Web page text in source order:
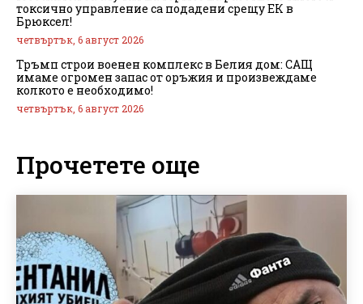
токсично управление са подадени срещу ЕК в
Брюксел!
четвъртък, 6 август 2026
Тръмп строи военен комплекс в Белия дом: САЩ
имаме огромен запас от оръжия и произвеждаме
колкото е необходимо!
четвъртък, 6 август 2026
Прочетете още